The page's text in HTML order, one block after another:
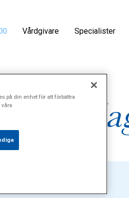
Vårdgivare Specialister
på din enhet för att förbättra